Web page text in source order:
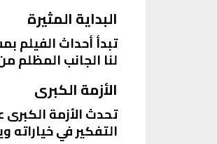
البداية المثيرة
تبدأ أحداث الفيلم
لنا الجانب المظلم
الأزمة الكبرى
تحدث الأزمة
التفكير في خياراته